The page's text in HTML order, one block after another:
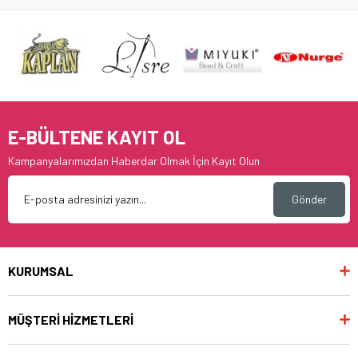
E-BÜLTENE KAYIT OL
Kampanyalarımızdan Haberdar Olmak İçin Kayıt Olun
Gönder
KURUMSAL
MÜŞTERİ HİZMETLERİ